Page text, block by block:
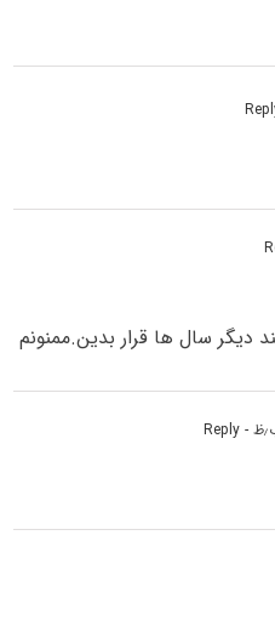
دیگر سال ها قرار بدین.ممنونم
- Reply